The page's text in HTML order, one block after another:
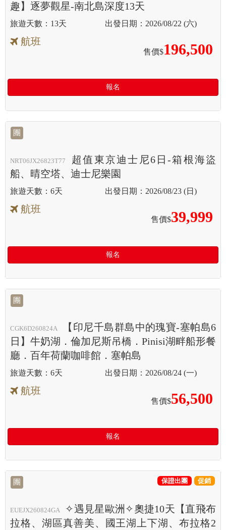
趣】逐夢觀星-南北島深度13天
13天 2026/08/22 (六)
航班
售價$196,500
報名
團
NRT06JX26823T77
超值東京迪士尼6日-箱根海盜
船、晴空塔、迪士尼樂園
6天 2026/08/23 (日)
航班
售價$39,999
報名
團
CGK6D260824A
【印尼千島群島中的瑰寶-塞帕島6
日】牛奶湖．倫加尼斯吊橋．Pinisi湖畔船形餐
廳．百年荷蘭咖啡館．塞帕島
6天 2026/08/24 (一)
航班
售價$56,500
報名
團
EUEJX260824GA
✧遇見星歐洲✧奧捷10天【直飛布
拉格、湖區真善美、國王湖上下湖、布拉格2
保證出團 促銷